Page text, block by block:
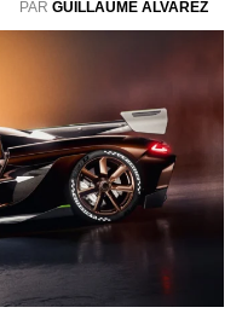
PAR GUILLAUME ALVAREZ